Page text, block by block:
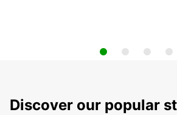
Discover our popular